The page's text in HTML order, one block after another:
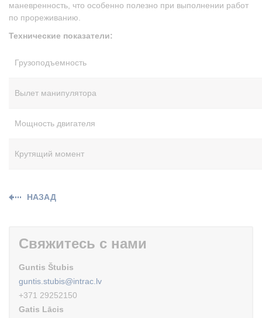
маневренность, что особенно полезно при выполнении работ
по прореживанию.
Технические показатели:
Грузоподъемность
Вылет манипулятора
Мощность двигателя
Крутящий момент
НАЗАД
Свяжитесь с нами
Guntis Štubis
guntis.stubis@intrac.lv
+371 29252150
Gatis Lācis